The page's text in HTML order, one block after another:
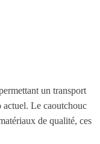
un transport
actuel. Le caoutchouc
de qualité, ces